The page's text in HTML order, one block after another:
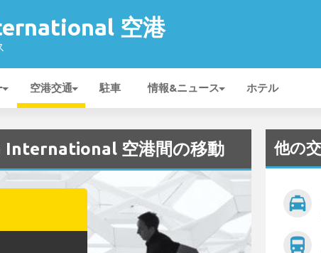
空港
空港交通 駐車 情報&ニュース ホテル
International 空港間の移動 他の
local_taxi
directions_bus